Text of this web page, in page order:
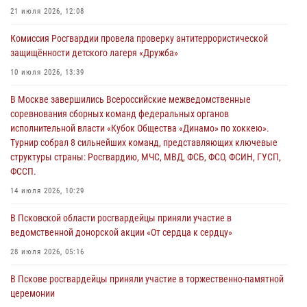
безопасности во время празднования Дня ВДВ
02 августа 2026, 13:28
улицу Труда
31 июля 2026, 13:53
В Санкт-Петербурге прошел окружной этап ежегодного
Всероссийского конкурса профессионального мастерства среди
сотрудников вневедомственной охраны Росгвардии, Псковские
Росгвардейцы одержали победу
21 июля 2026, 12:08
Комиссия Росгвардии провела проверку антитеррористической
защищённости детского лагеря «Дружба»
10 июля 2026, 13:39
В Москве завершились Всероссийские межведомственные
соревнования сборных команд федеральных органов
исполнительной власти «Кубок Общества «Динамо» по хоккею».
Турнир собрал 8 сильнейших команд, представляющих ключевые
структуры страны: Росгвардию, МЧС, МВД, ФСБ, ФСО, ФСИН, ГУСП,
ФССП.
14 июля 2026, 10:29
В Псковской области росгвардейцы приняли участие в
ведомственной донорской акции «От сердца к сердцу»
28 июля 2026, 05:16
В Пскове росгвардейцы приняли участие в торжественно-памятной
церемонии